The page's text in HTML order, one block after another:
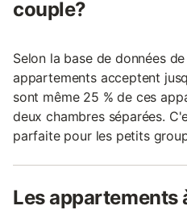
couple?
Selon la base de données
appartements acceptent
sont même 25 % de ces
deux chambres séparées.
parfaite pour les petits
Les appartements